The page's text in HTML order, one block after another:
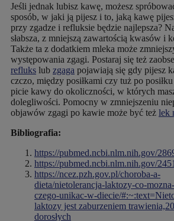
Jeśli jednak lubisz kawę, możesz
sposób, w jaki ją pijesz i to, jaką kawę
przy zgadze i refluksie będzie najlepsza?
słabsza, z mniejszą zawartością kwasów i
Także ta z dodatkiem mleka może
występowania zgagi. Postaraj się też
refluks lub zgaga pojawiają się gdy pijesz
czczo, między posiłkami czy tuż po
picie kawy do okoliczności, w których
dolegliwości. Pomocny w zmniejszeniu
objawów zgagi po kawie może być też lek
Bibliografia:
https://pubmed.ncbi.nlm.nih.gov/
https://pubmed.ncbi.nlm.nih.gov/
https://ncez.pzh.gov.pl/choroba-a-
dieta/nietolerancja-laktozy-co-
czego-unikac-w-diecie/
laktozy jest zaburzeniem
dorosłych